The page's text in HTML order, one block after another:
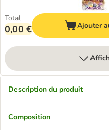
Total
0,00 € Ajouter
Description du produit
Composition